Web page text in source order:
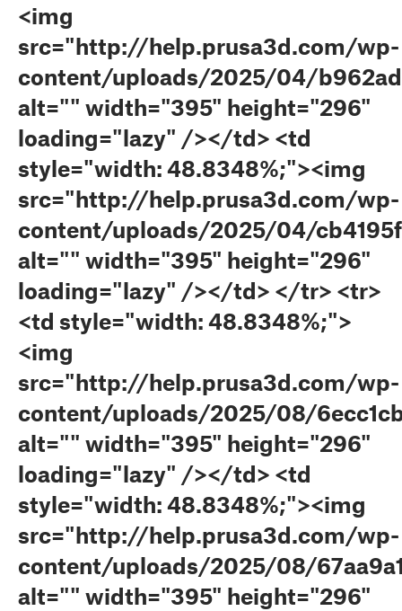
<img
src="http://help.prusa3d.com/wp-
content/uploads/2025/04/
alt="" width="395" height="296"
loading="lazy" /></td> <td
style="width: 48.8348%;"><img
src="http://help.prusa3d.com/wp-
content/uploads/2025/04/
alt="" width="395" height="296"
loading="lazy" /></td> </tr> <tr>
<td style="width: 48.8348%;">
<img
src="http://help.prusa3d.com/wp-
content/uploads/2025/08/
alt="" width="395" height="296"
loading="lazy" /></td> <td
style="width: 48.8348%;"><img
src="http://help.prusa3d.com/wp-
content/uploads/2025/08/
alt="" width="395" height="296"